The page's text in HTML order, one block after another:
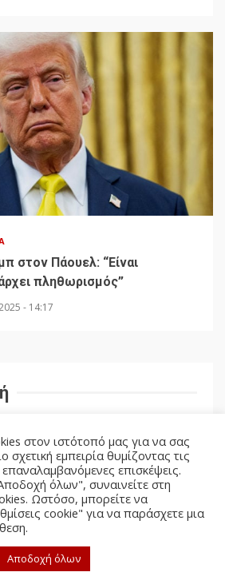
στον Πάουελ: “Είναι
πληθωρισμός”
- 14:17
© All rights reserved.
στον ιστότοπό μας για να σας
εμπειρία θυμίζοντας τις
επισκέψεις.
όλων", συναινείτε στη
Ωστόσο, μπορείτε να
cookie" για να παράσχετε μια
Αποδοχή όλων